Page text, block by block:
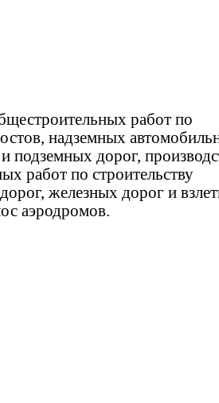
работ по
надземных
подземных дорог,
работ по строительству
железных дорог и
аэродромов.